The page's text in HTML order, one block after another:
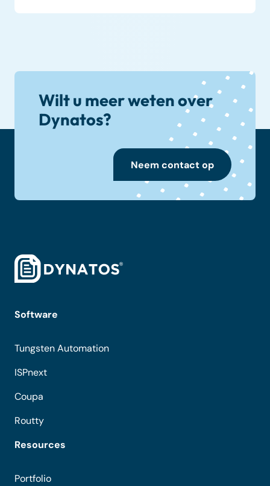
Wilt u meer weten over
Dynatos?
Neem contact op
Software
Tungsten Automation
ISPnext
Coupa
Routty
Resources
Portfolio